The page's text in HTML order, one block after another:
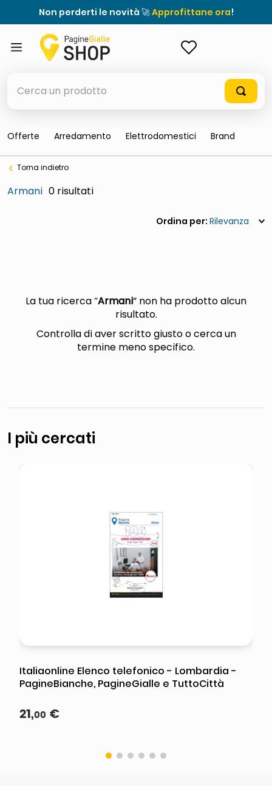
Non perderti le novità 🚀Approfittane ora!
orologio parete
porta tv
italia independent occhiali sole 0703 thin rotondo sun
pattumiera raccolta differenziata
crema funghi porcini tartufo
Offerte Arredamento Elettrodomestici Brand
Torna indietro
Armani 0
Rilevanza
La tua ricerca “Armani” non ha prodotto alcun
risultato.
Controlla di aver scritto giusto o cerca un
termine meno specifico.
I più cercati
Italiaonline Elenco telefonico - Lombardia -
PagineBianche, PagineGialle e TuttoCittà
21,00 €